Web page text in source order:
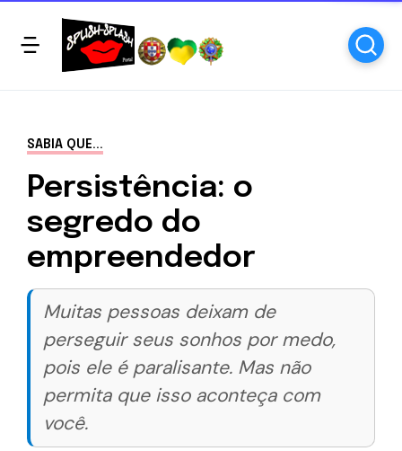
SABIA QUE...
Persistência: o
segredo do
empreendedor
Muitas pessoas deixam de
perseguir seus sonhos por medo,
pois ele é paralisante. Mas não
permita que isso aconteça com
você.